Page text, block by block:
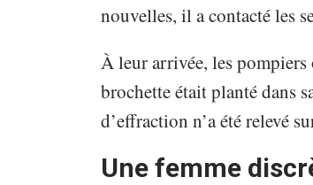
nouvelles, il a contacté les
À leur arrivée, les
brochette était planté dans
d’effraction n’a été relevé
Une femme